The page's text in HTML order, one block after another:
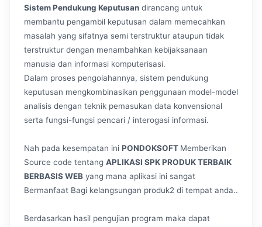
Sistem Pendukung Keputusan dirancang untuk
membantu pengambil keputusan dalam memecahkan
masalah yang sifatnya semi terstruktur ataupun tidak
terstruktur dengan menambahkan kebijaksanaan
manusia dan informasi komputerisasi.
Dalam proses pengolahannya, sistem pendukung
keputusan mengkombinasikan penggunaan model-model
analisis dengan teknik pemasukan data konvensional
serta fungsi-fungsi pencari / interogasi informasi.
Nah pada kesempatan ini PONDOKSOFT Memberikan
Source code tentang APLIKASI SPK PRODUK TERBAIK
BERBASIS WEB yang mana aplikasi ini sangat
Bermanfaat Bagi kelangsungan produk2 di tempat anda..
Berdasarkan hasil pengujian program maka dapat